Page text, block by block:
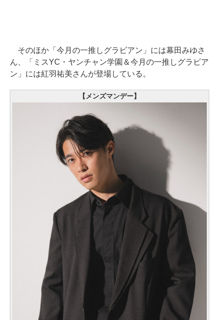
そのほか「今月の一推しグラビアン」には幕田みゆさ
ん、「ミスYC・ヤンチャン学園＆今月の一推しグラビア
ン」には紅羽祐美さんが登場している。
【メンズマンデー】